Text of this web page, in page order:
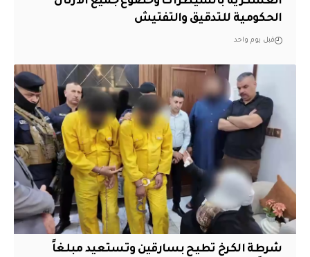
الحكومية للتدقيق والتفتيش
قبل يوم واحد
شرطة الكرخ تطيح بسارقين وتستعيد مبلغاً